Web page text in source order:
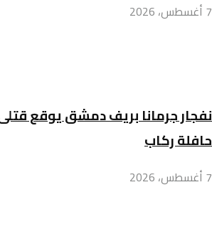
7 أغسطس، 2026
نفجار جرمانا بريف دمشق يوقع
حافلة ركاب
7 أغسطس، 2026